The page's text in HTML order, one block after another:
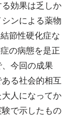
効果は乏しか
ンによる薬物
節性硬化症な
の病態を是正
今回の成果
る社会的相互
人になってか
で示したもの